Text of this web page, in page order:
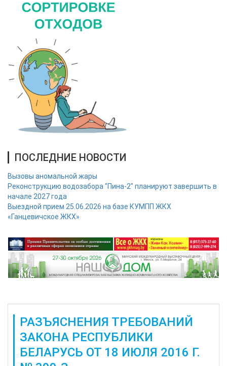
ПОСЛЕДНИЕ НОВОСТИ
Вызовы аномальной жары
Реконструкцию водозабора "Пина-2" планируют завершить в
начале 2027 года
Выездной прием 25.06.2026 на базе КУМПП ЖКХ
«Ганцевичское ЖКХ»
РАЗЪЯСНЕНИЯ ТРЕБОВАНИЙ
ЗАКОНА РЕСПУБЛИКИ
БЕЛАРУСЬ ОТ 18 ИЮЛЯ 2016 Г.